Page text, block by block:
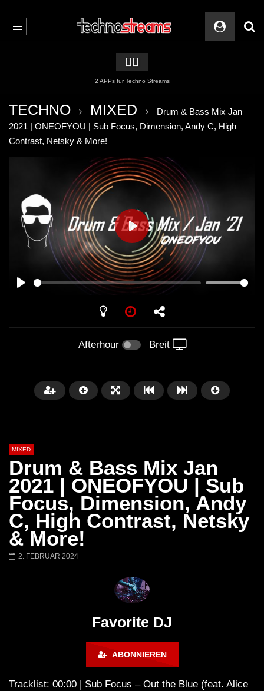
🏳️‍🌈
2 APPs für Techno Streams
TECHNO MIXED
Drum & Bass Mix Jan
2021 | ONEOFYOU | Sub Focus, Dimension, Andy C, High
Contrast, Netsky & More!
PLAY
Afterhour Breit
Später
Barbara Lago @ Kappa
FuturFestival 2024
THEMBA @
MIXED
Drum & Bass Mix Jan
2021 | ONEOFYOU | Sub
Focus, Dimension, Andy
C, High Contrast, Netsky
& More!
2. FEBRUAR 2024
Favorite DJ
ABONNIEREN
Tracklist: 00:00 | Sub Focus – Out the Blue (feat. Alice